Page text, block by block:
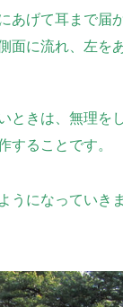
あげて耳まで届
面に流れ、左を
ときは、無理を
ることです。
になっていきま